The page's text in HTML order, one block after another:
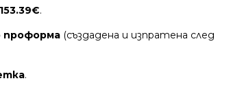
.
проформа (създадена и изпратена след
.